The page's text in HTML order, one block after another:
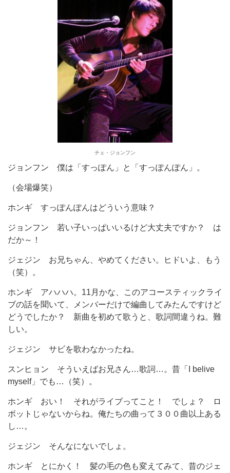
チェ・ジョンフン
ジョンフン 僕は「すっぽん」と「すっぽんぽん」。
（会場爆笑）
ホンギ すっぽんぽんはどういう意味？
ジョンフン 若い子いっぱいいるけど大丈夫ですか？ は
だか～！
ジェジン お兄ちゃん、やめてください。ヒドいよ、もう
（笑）。
ホンギ アハハハ。11月かな、このアコースティックライ
ブの話を聞いて、メンバーだけで編曲してみたんですけど
どうでしたか？ 新曲を初めて歌うと、歌詞間違うね。難
しい。
ジェジン サビを歌わなかったね。
スンヒョン そういえばお兄さん…歌詞…。昔「I belive
myself」でも…（笑）。
ホンギ おい！ それがライブってこと！ でしょ？ ロ
ボットじゃないからね。俺たちの曲って３００曲以上ある
し…。
ジェジン そんなにないでしょ。
ホンギ とにかく！ 髪の毛の色も変えてみて、昔のジェ